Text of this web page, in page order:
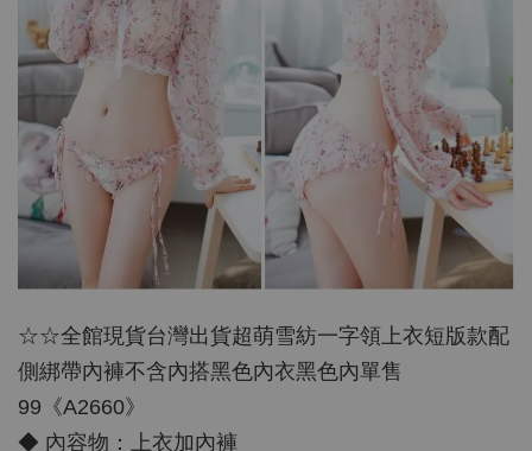
☆☆全館現貨台灣出貨超萌雪紡一字領上衣短版款配
側綁帶內褲不含內搭黑色內衣黑色內單售
99《A2660》
◆ 內容物：上衣加內褲